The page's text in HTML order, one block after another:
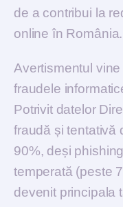
de a contribui la
online în România.
Avertismentul
fraudele
Potrivit datelor
fraudă și tentativă
90%, deși
temperată (peste
devenit principala